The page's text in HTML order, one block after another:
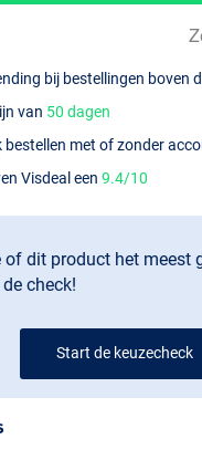
bij bestellingen boven
van 50 dagen
bestellen met of zonder
Visdeal een9.4/10
dit product het meest
check!
Start de keuzecheck